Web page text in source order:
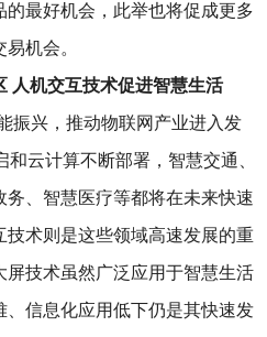
最好机会，此举也将促成更多
机会。
人机交互技术促进智慧生活
振兴，推动物联网产业进入发
和云计算不断部署，智慧交通、
、智慧医疗等都将在未来快速
术则是这些领域高速发展的重
技术虽然广泛应用于智慧生活
信息化应用低下仍是其快速发